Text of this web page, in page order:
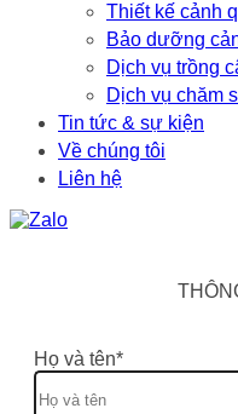
Thiết kế cảnh
Bảo dưỡng
Dịch vụ trồng
Dịch vụ chăm
Tin tức & sự kiện
Về chúng tôi
Liên hệ
Họ và tên*